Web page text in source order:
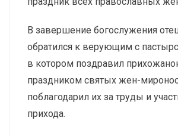
В завершение богослужения
обратился к верующим с
в котором поздравил
праздником святых жен-
поблагодарил их за труды и
прихода.